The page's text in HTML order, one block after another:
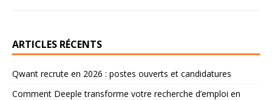
ARTICLES RÉCENTS
Qwant recrute en 2026 : postes ouverts et candidatures
Comment Deeple transforme votre recherche d’emploi en